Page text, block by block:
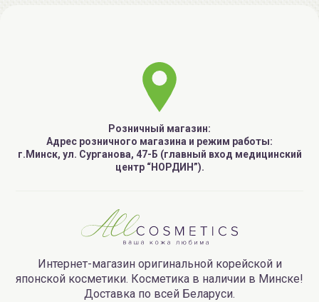
Розничный магазин:
Адрес розничного магазина и режим работы:
г.Минск, ул. Сурганова, 47-Б (главный вход медицинский
центр “НОРДИН”).
Интернет-магазин оригинальной корейской и
японской косметики. Косметика в наличии в Минске!
Доставка по всей Беларуси.